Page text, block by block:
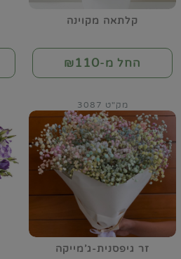
קלתאה מקוינה
החל מ-₪110
זר גיפסנית-ג'מייקה
מק"ט 3087